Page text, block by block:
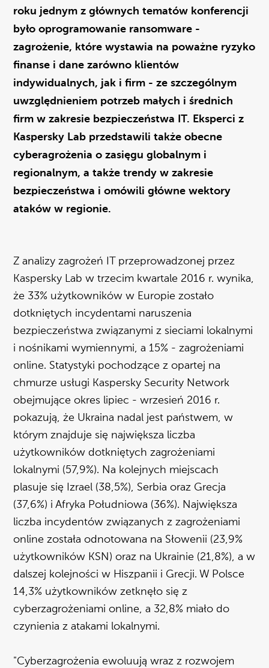
roku jednym z głównych tematów konferencji
było oprogramowanie ransomware -
zagrożenie, które wystawia na poważne ryzyko
finanse i dane zarówno klientów
indywidualnych, jak i firm - ze szczególnym
uwzględnieniem potrzeb małych i średnich
firm w zakresie bezpieczeństwa IT. Eksperci z
Kaspersky Lab przedstawili także obecne
cyberagrożenia o zasięgu globalnym i
regionalnym, a także trendy w zakresie
bezpieczeństwa i omówili główne wektory
ataków w regionie.
Z analizy zagrożeń IT przeprowadzonej przez
Kaspersky Lab w trzecim kwartale 2016 r. wynika,
że 33% użytkowników w Europie zostało
dotkniętych incydentami naruszenia
bezpieczeństwa związanymi z sieciami lokalnymi
i nośnikami wymiennymi, a 15% - zagrożeniami
online. Statystyki pochodzące z opartej na
chmurze usługi Kaspersky Security Network
obejmujące okres lipiec - wrzesień 2016 r.
pokazują, że Ukraina nadal jest państwem, w
którym znajduje się największa liczba
użytkowników dotkniętych zagrożeniami
lokalnymi (57,9%). Na kolejnych miejscach
plasuje się Izrael (38,5%), Serbia oraz Grecja
(37,6%) i Afryka Południowa (36%). Największa
liczba incydentów związanych z zagrożeniami
online została odnotowana na Słowenii (23,9%
użytkowników KSN) oraz na Ukrainie (21,8%), a w
dalszej kolejności w Hiszpanii i Grecji. W Polsce
14,3% użytkowników zetknęło się z
cyberzagrożeniami online, a 32,8% miało do
czynienia z atakami lokalnymi.
"Cyberzagrożenia ewoluują wraz z rozwojem